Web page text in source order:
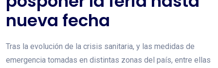
nueva fecha
Tras la evolución de la crisis sanitaria, y las medidas de
emergencia tomadas en distintas zonas del país, entre ellas